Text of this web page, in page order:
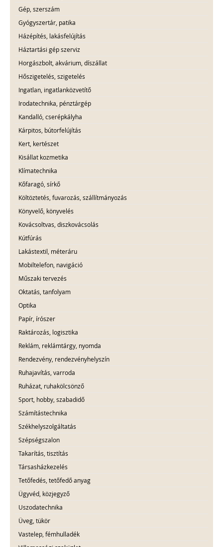
Gép, szerszám
Gyógyszertár, patika
Házépítés, lakásfelújítás
Háztartási gép szerviz
Horgászbolt, akvárium, díszállat
Hőszigetelés, szigetelés
Ingatlan, ingatlanközvetítő
Irodatechnika, pénztárgép
Kandalló, cserépkályha
Kárpitos, bútorfelújítás
Kert, kertészet
Kisállat kozmetika
Klímatechnika
Kőfaragó, sírkő
Költöztetés, fuvarozás, szállítmányozás
Könyvelő, könyvelés
Kovácsoltvas, diszkovácsolás
Kútfúrás
Lakástextil, méteráru
Mobiltelefon, navigáció
Műszaki tervezés
Oktatás, tanfolyam
Optika
Papír, írószer
Raktározás, logisztika
Reklám, reklámtárgy, nyomda
Rendezvény, rendezvényhelyszín
Ruhajavítás, varroda
Ruházat, ruhakölcsönző
Sport, hobby, szabadidő
Számítástechnika
Székhelyszolgáltatás
Szépségszalon
Takarítás, tisztítás
Társasházkezelés
Tetőfedés, tetőfedő anyag
Ügyvéd, közjegyző
Uszodatechnika
Üveg, tükör
Vastelep, fémhulladék